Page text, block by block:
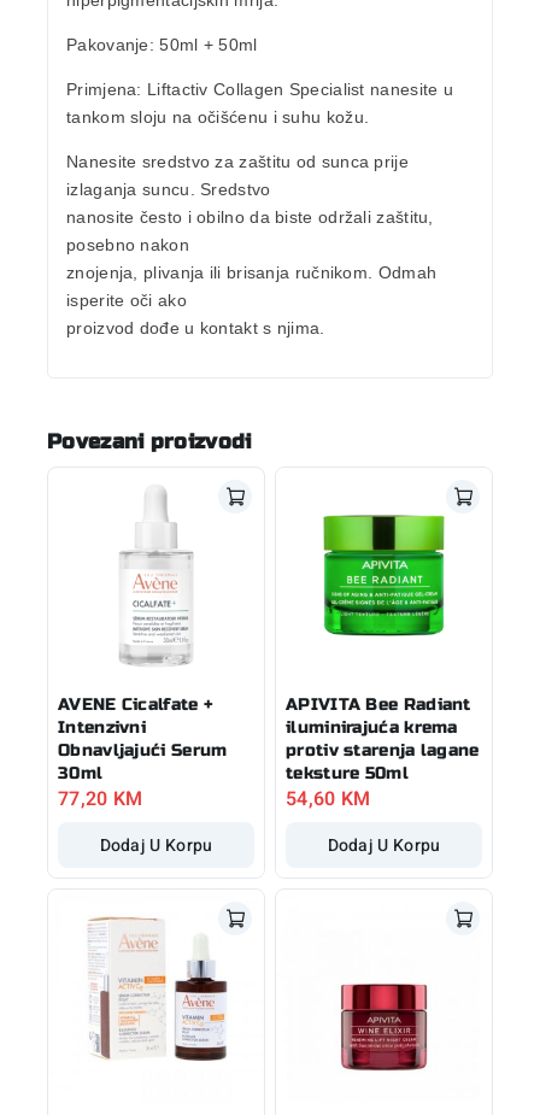
Pakovanje: 50ml + 50ml
Primjena: Liftactiv Collagen Specialist nanesite u
tankom sloju na očišćenu i suhu kožu.
Nanesite sredstvo za zaštitu od sunca prije
izlaganja suncu. Sredstvo
nanosite često i obilno da biste održali zaštitu,
posebno nakon
znojenja, plivanja ili brisanja ručnikom. Odmah
isperite oči ako
proizvod dođe u kontakt s njima.
Povezani proizvodi
AVENE Cicalfate +
Intenzivni
Obnavljajući Serum
30ml
77,20 KM
Dodaj U Korpu
APIVITA Bee Radiant
iluminirajuća krema
protiv starenja lagane
teksture 50ml
54,60 KM
Dodaj U Korpu